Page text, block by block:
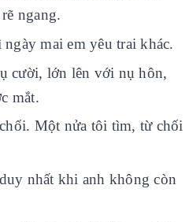
ngang.
mai em yêu trai khác.
cười, lớn lên với nụ hôn,
mắt.
Một nửa tôi tìm, từ chối
nhất khi anh không còn